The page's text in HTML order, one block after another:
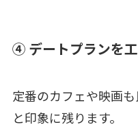
④ デートプランを
定番のカフェや映画
と印象に残ります。